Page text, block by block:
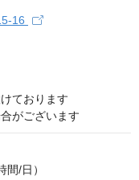
16
ております
がございます
/日）